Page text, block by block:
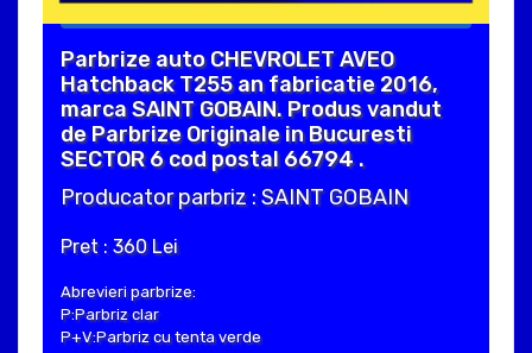
Parbrize auto CHEVROLET AVEO
Hatchback T255 an fabricatie 2016,
marca SAINT GOBAIN. Produs vandut
de Parbrize Originale in Bucuresti
SECTOR 6 cod postal 66794 .
Producator parbriz : SAINT GOBAIN
Pret : 360 Lei
Abrevieri parbrize:
P:Parbriz clar
P+V:Parbriz cu tenta verde